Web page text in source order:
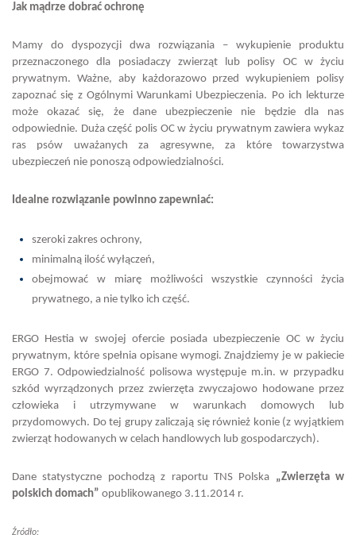
Jak mądrze dobrać ochronę
Mamy do dyspozycji dwa rozwiązania – wykupienie produktu
przeznaczonego dla posiadaczy zwierząt lub polisy OC w życiu
prywatnym. Ważne, aby każdorazowo przed wykupieniem polisy
zapoznać się z Ogólnymi Warunkami Ubezpieczenia. Po ich lekturze
może okazać się, że dane ubezpieczenie nie będzie dla nas
odpowiednie. Duża część polis OC w życiu prywatnym zawiera wykaz
ras psów uważanych za agresywne, za które towarzystwa
ubezpieczeń nie ponoszą odpowiedzialności.
Idealne rozwiązanie powinno zapewniać:
szeroki zakres ochrony,
minimalną ilość wyłączeń,
obejmować w miarę możliwości wszystkie czynności życia
prywatnego, a nie tylko ich część.
ERGO Hestia w swojej ofercie posiada ubezpieczenie OC w życiu
prywatnym, które spełnia opisane wymogi. Znajdziemy je w pakiecie
ERGO 7. Odpowiedzialność polisowa występuje m.in. w przypadku
szkód wyrządzonych przez zwierzęta zwyczajowo hodowane przez
człowieka i utrzymywane w warunkach domowych lub
przydomowych. Do tej grupy zaliczają się również konie (z wyjątkiem
zwierząt hodowanych w celach handlowych lub gospodarczych).
Dane statystyczne pochodzą z raportu TNS Polska „Zwierzęta w
polskich domach” opublikowanego 3.11.2014 r.
Źródło: